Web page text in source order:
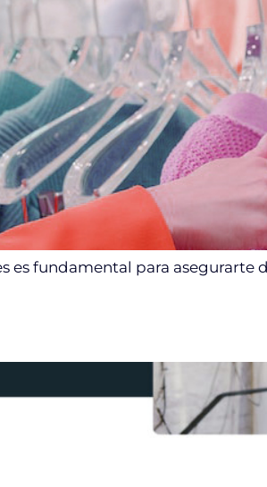
es fundamental para asegurarte